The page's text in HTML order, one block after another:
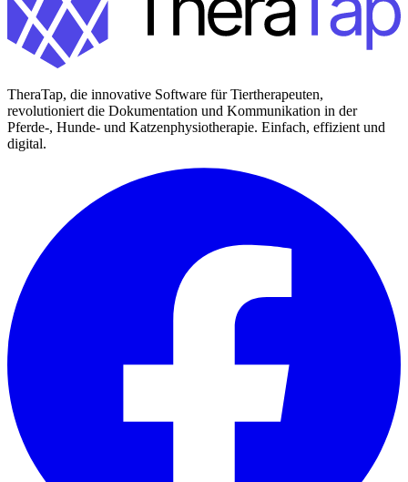
TheraTap, die innovative Software für Tiertherapeuten,
revolutioniert die Dokumentation und Kommunikation in der
Pferde-, Hunde- und Katzenphysiotherapie. Einfach, effizient und
digital.